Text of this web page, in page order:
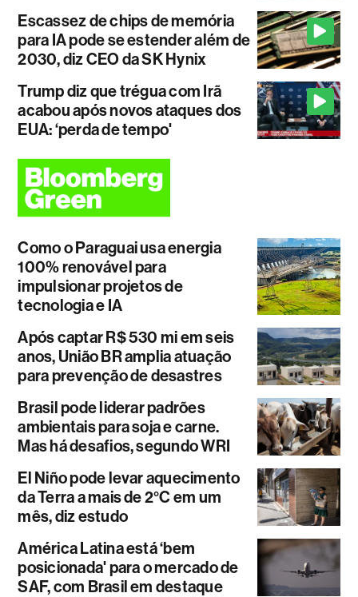
Escassez de chips de memória
para IA pode se estender além de
2030, diz CEO da SK Hynix
Trump diz que trégua com Irã
acabou após novos ataques dos
EUA: ‘perda de tempo'
Como o Paraguai usa energia
100% renovável para
impulsionar projetos de
tecnologia e IA
Após captar R$ 530 mi em seis
anos, União BR amplia atuação
para prevenção de desastres
Brasil pode liderar padrões
ambientais para soja e carne.
Mas há desafios, segundo WRI
El Niño pode levar aquecimento
da Terra a mais de 2°C em um
mês, diz estudo
América Latina está ‘bem
posicionada' para o mercado de
SAF, com Brasil em destaque